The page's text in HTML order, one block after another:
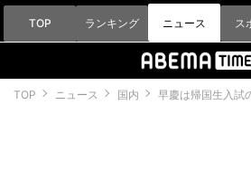
TOP ランキング ニュース ス
TOP ニュース 国内 早慶は帰国生入試